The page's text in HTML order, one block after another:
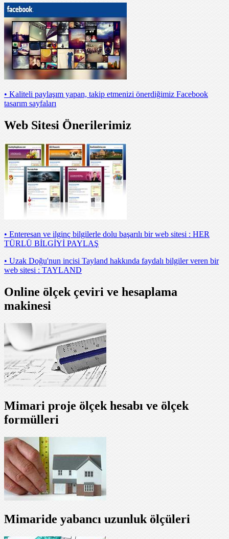
• Kaliteli paylaşım yapan, takip etmenizi önerdiğimiz Facebook
tasarım sayfaları
Web Sitesi Önerilerimiz
• Enteresan ve ilginç bilgilerle dolu başarılı bir web sitesi : HER
TÜRLÜ BİLGİYİ PAYLAŞ
• Uzak Doğu'nun incisi Tayland hakkında faydalı bilgiler veren bir
web sitesi : TAYLAND
Online ölçek çeviri ve hesaplama
makinesi
Mimari proje ölçek hesabı ve ölçek
formülleri
Mimaride yabancı uzunluk ölçüleri